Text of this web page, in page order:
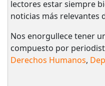
lectores estar siempre
noticias más relevantes
Nos enorgullece tener
compuesto por
Derechos Humanos,